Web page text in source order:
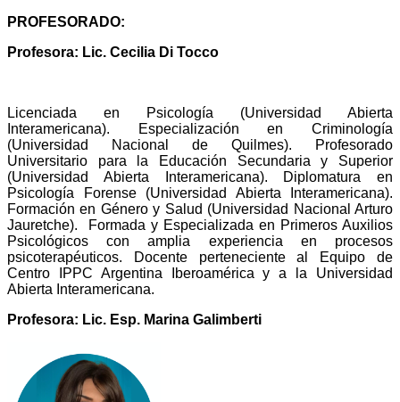
P ROFESORADO:
Profesora: Lic. Cecilia Di Tocco
Licenciada en Psicología (Universidad Abierta
Interamericana). Especialización en Criminología
(Universidad Nacional de Quilmes). Profesorado
Universitario para la Educación Secundaria y Superior
(Universidad Abierta Interamericana). Diplomatura en
Psicología Forense (Universidad Abierta Interamericana).
Formación en Género y Salud (Universidad Nacional Arturo
Jauretche). Formada y Especializada en Primeros Auxilios
Psicológicos con amplia experiencia en procesos
psicoterapéuticos. Docente perteneciente al Equipo de
Centro IPPC Argentina Iberoamérica y a la Universidad
Abierta Interamericana.
Profesora: Lic. Esp. Marina Galimberti